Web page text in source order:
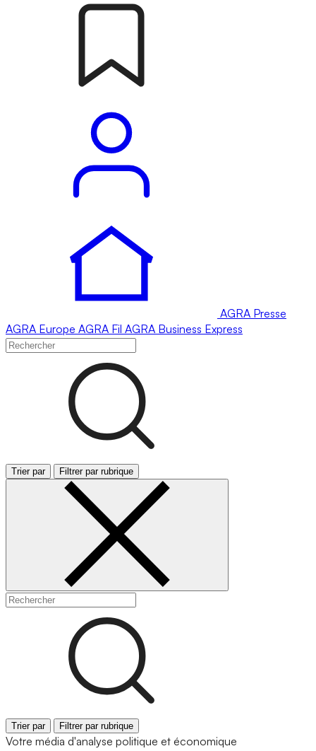
AGRA Presse
AGRA Europe AGRA Fil AGRA Business Express
Trier par Filtrer par rubrique
Trier par Filtrer par rubrique
Votre média d'analyse politique et économique